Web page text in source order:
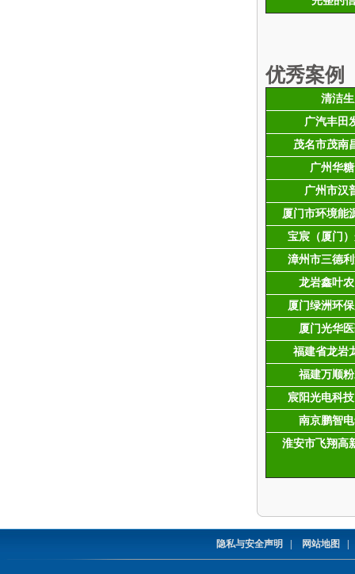
优秀案例
清洁
广汽丰田
茂名市茂南
广州华
广州市汉
厦门市环境能
宝宸（厦门
漳州市三德
龙岩鑫叶
厦门绿洲环
厦门光华
福建省龙岩
福建万顺
宸阳光电科
南京鹏智
淮安市飞翔高
隐私与安全声明 网站地图